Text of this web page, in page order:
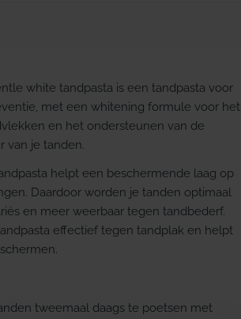
white tandpasta is een tandpasta voor
met een whitening formule voor het
en het ondersteunen van de
van je tanden.
helpt een beschermende laag op
Daardoor worden je tanden optimaal
en meer weerbaar tegen tandbederf.
effectief tegen tandplak en helpt
tweemaal daags te poetsen met